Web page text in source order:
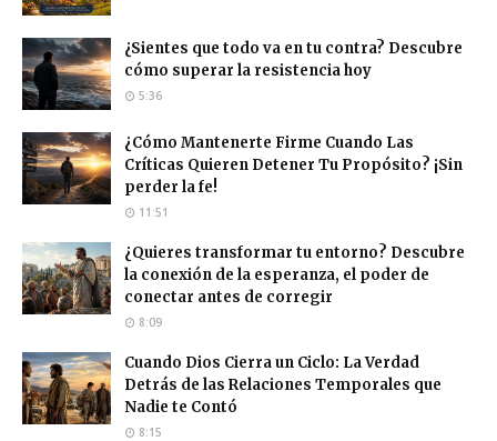
¿Sientes que todo va en tu contra? Descubre
cómo superar la resistencia hoy
5:36
¿Cómo Mantenerte Firme Cuando Las
Críticas Quieren Detener Tu Propósito? ¡Sin
perder la fe!
11:51
¿Quieres transformar tu entorno? Descubre
la conexión de la esperanza, el poder de
conectar antes de corregir
8:09
Cuando Dios Cierra un Ciclo: La Verdad
Detrás de las Relaciones Temporales que
Nadie te Contó
8:15